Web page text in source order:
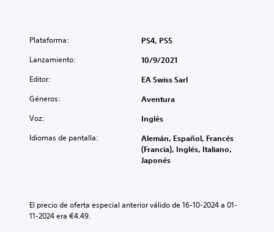
Plataforma: PS4, PS5
Lanzamiento: 10/9/2021
Editor: EA Swiss Sarl
Géneros: Aventura
Voz: Inglés
Idiomas de pantalla:
Alemán, Español, Francés
(Francia), Inglés, Italiano,
Japonés
El precio de oferta especial anterior válido de 16-10-2024 a 01-
11-2024 era €4.49.